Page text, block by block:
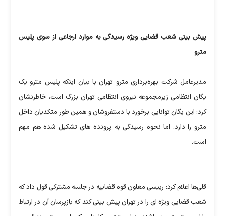
پیش بینی شعب قضایی ویژه رسیدگی به موارد ارجاعی از سوی پلیس
مترو
مدیرعامل شرکت بهره‌برداری مترو تهران با بیان اینکه پلیس مترو یک
یگان انتظامی زیرمجموعه نیروی انتظامی تهران بزرگ است، خاطرنشان
کرد: این یگان توانایی برخورد با دستفروشان و همین طور متکدیان داخل
مترو را دارد. اما نحوه رسیدگی به پرونده های تشکیل شده هم مهم
است.
قلی‌ها اعلام کرد: رییسی معاون قوه قضاییه در جلسه مشترکی قول داد که
شعب قضایی ویژه ای را در تهران پیش بینی کند که بازپرسان آن در ارتباط